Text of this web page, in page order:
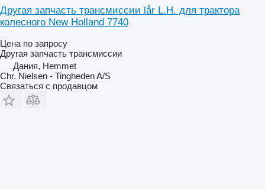
Другая запчасть трансмиссии lår L.H. для трактора
колесного New Holland 7740
Цена по запросу
Другая запчасть трансмиссии
Дания, Hemmet
Chr. Nielsen - Tingheden A/S
Связаться с продавцом